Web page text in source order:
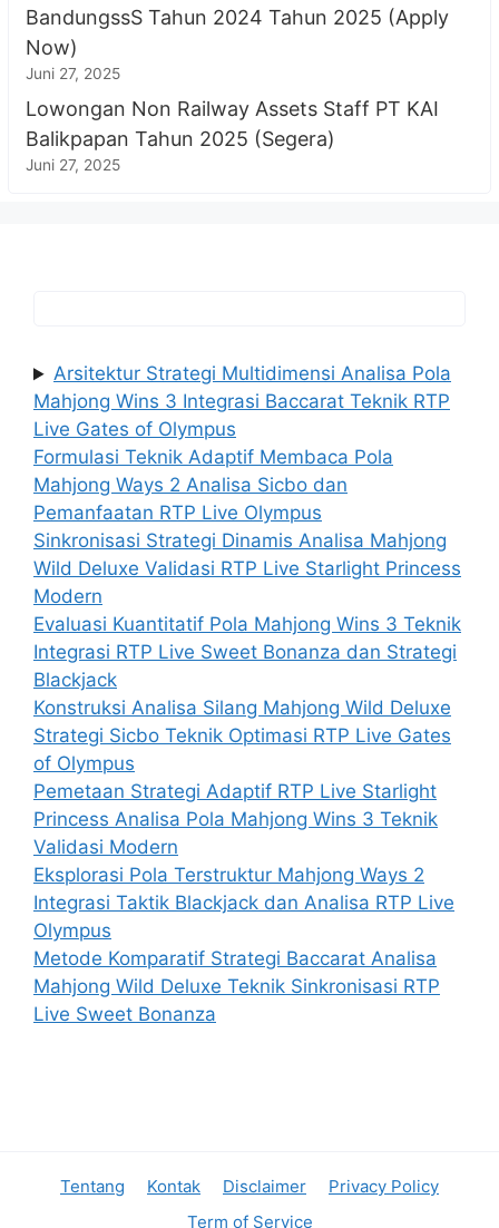
BandungssS Tahun 2024 Tahun 2025 (Apply
Now)
Juni 27, 2025
Lowongan Non Railway Assets Staff PT KAI
Balikpapan Tahun 2025 (Segera)
Juni 27, 2025
Arsitektur Strategi Multidimensi Analisa Pola
Mahjong Wins 3 Integrasi Baccarat Teknik RTP
Live Gates of Olympus
Formulasi Teknik Adaptif Membaca Pola
Mahjong Ways 2 Analisa Sicbo dan
Pemanfaatan RTP Live Olympus
Sinkronisasi Strategi Dinamis Analisa Mahjong
Wild Deluxe Validasi RTP Live Starlight Princess
Modern
Evaluasi Kuantitatif Pola Mahjong Wins 3 Teknik
Integrasi RTP Live Sweet Bonanza dan Strategi
Blackjack
Konstruksi Analisa Silang Mahjong Wild Deluxe
Strategi Sicbo Teknik Optimasi RTP Live Gates
of Olympus
Pemetaan Strategi Adaptif RTP Live Starlight
Princess Analisa Pola Mahjong Wins 3 Teknik
Validasi Modern
Eksplorasi Pola Terstruktur Mahjong Ways 2
Integrasi Taktik Blackjack dan Analisa RTP Live
Olympus
Metode Komparatif Strategi Baccarat Analisa
Mahjong Wild Deluxe Teknik Sinkronisasi RTP
Live Sweet Bonanza
Tentang Kontak Disclaimer
Privacy Policy
Term of Service